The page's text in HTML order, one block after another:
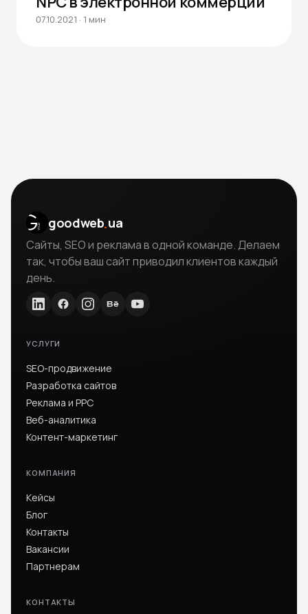
07.10.2021 · 1 мин
goodweb.ua
Сайты, SEO и реклама в одной команде. Делаем
так, чтобы ваш сайт приводил клиентов каждый
день.
УСЛУГИ
SEO-продвижение
Разработка сайтов
Реклама и PPC
Веб-аналитика
Контент-маркетинг
КОМПАНИЯ
Кейсы
Блог
Контакты
Вакансии
Партнерам
КОНТАКТЫ